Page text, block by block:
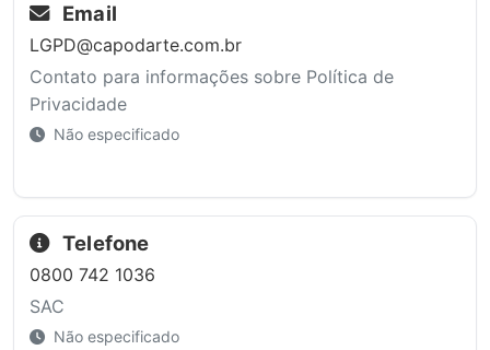
Email
LGPD@capodarte.com.br
Contato para informações sobre Política de
Privacidade
Não especificado
Telefone
0800 742 1036
SAC
Não especificado